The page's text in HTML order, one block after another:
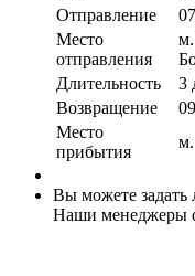
Отправление
Место
отправления
Длительность
3
Возвращение
Место
прибытия
Вы можете
Наши менеджеры